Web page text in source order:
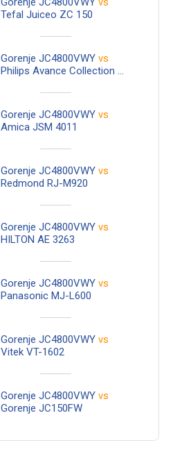
Tefal Juiceo ZC 150
Gorenje JC4800VWY vs
Philips Avance Collection HR 1880
Gorenje JC4800VWY vs
Amica JSM 4011
Gorenje JC4800VWY vs
Redmond RJ-M920
Gorenje JC4800VWY vs
HILTON AE 3263
Gorenje JC4800VWY vs
Panasonic MJ-L600
Gorenje JC4800VWY vs
Vitek VT-1602
Gorenje JC4800VWY vs
Gorenje JC150FW